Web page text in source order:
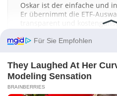
Oskar ist der einfache und
Er übernimmt die ETF-
transparent und
JETZT MEHR
Für Sie Empfohlen
They Laughed At Her
Modeling Sensation
BRAINBERRIES